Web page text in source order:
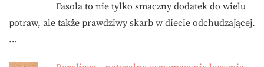
Fasola to nie tylko smaczny dodatek do wielu
potraw, ale także prawdziwy skarb w diecie odchudzającej.
…